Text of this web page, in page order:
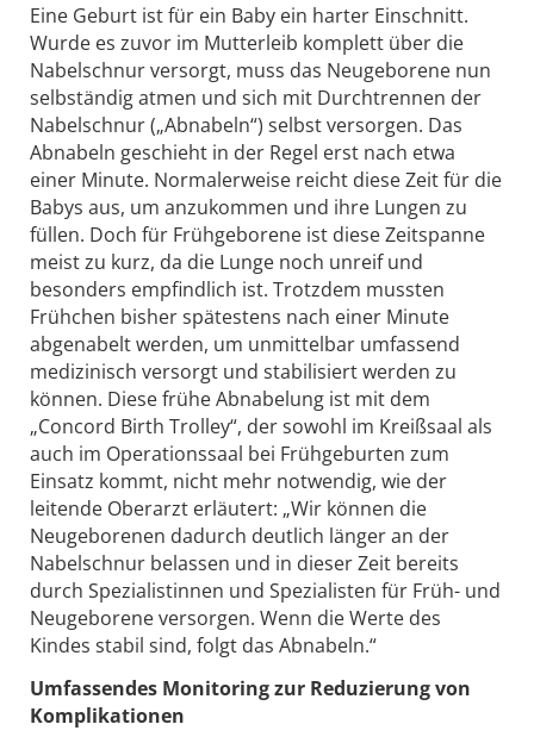
Eine Geburt ist für ein Baby ein harter Einschnitt.
Wurde es zuvor im Mutterleib komplett über die
Nabelschnur versorgt, muss das Neugeborene nun
selbständig atmen und sich mit Durchtrennen der
Nabelschnur („Abnabeln“) selbst versorgen. Das
Abnabeln geschieht in der Regel erst nach etwa
einer Minute. Normalerweise reicht diese Zeit für die
Babys aus, um anzukommen und ihre Lungen zu
füllen. Doch für Frühgeborene ist diese Zeitspanne
meist zu kurz, da die Lunge noch unreif und
besonders empfindlich ist. Trotzdem mussten
Frühchen bisher spätestens nach einer Minute
abgenabelt werden, um unmittelbar umfassend
medizinisch versorgt und stabilisiert werden zu
können. Diese frühe Abnabelung ist mit dem
„Concord Birth Trolley“, der sowohl im Kreißsaal als
auch im Operationssaal bei Frühgeburten zum
Einsatz kommt, nicht mehr notwendig, wie der
leitende Oberarzt erläutert: „Wir können die
Neugeborenen dadurch deutlich länger an der
Nabelschnur belassen und in dieser Zeit bereits
durch Spezialistinnen und Spezialisten für Früh- und
Neugeborene versorgen. Wenn die Werte des
Kindes stabil sind, folgt das Abnabeln.“
Umfassendes Monitoring zur Reduzierung von
Komplikationen